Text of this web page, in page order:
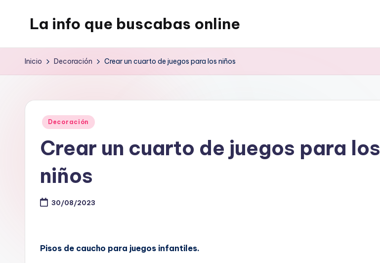
La info que buscabas online
blog
y
entretenerte
leyendo
Inicio Decoración Crear un cuarto de juegos para los niños
Publicado
Decoración
Crear un cuarto de juegos para los
niños
30/08/2023
Pisos de caucho para juegos infantiles.